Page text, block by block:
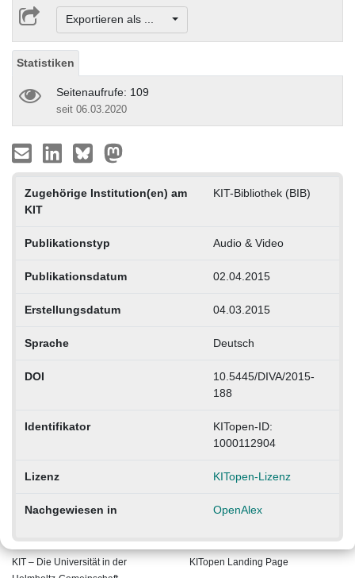
Exportieren als ...
Statistiken
Seitenaufrufe: 109
seit 06.03.2020
Zugehörige Institution(en) am
KIT
KIT-Bibliothek (BIB)
Publikationstyp Audio & Video
Publikationsdatum 02.04.2015
Erstellungsdatum 04.03.2015
Sprache Deutsch
DOI
10.5445/DIVA/2015-
188
Identifikator
KITopen-ID:
1000112904
Lizenz KITopen-Lizenz
Nachgewiesen in OpenAlex
KIT – Die Universität in der
KITopen Landing Page